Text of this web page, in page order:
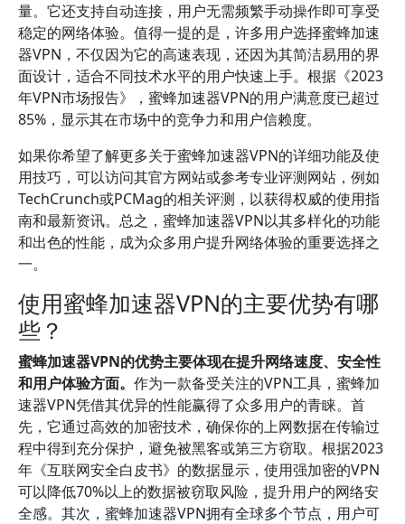
量。它还支持自动连接，用户无需频繁手动操作即可享受
稳定的网络体验。值得一提的是，许多用户选择蜜蜂加速
器VPN，不仅因为它的高速表现，还因为其简洁易用的界
面设计，适合不同技术水平的用户快速上手。根据《2023
年VPN市场报告》，蜜蜂加速器VPN的用户满意度已超过
85%，显示其在市场中的竞争力和用户信赖度。
如果你希望了解更多关于蜜蜂加速器VPN的详细功能及使
用技巧，可以访问其官方网站或参考专业评测网站，例如
TechCrunch或PCMag的相关评测，以获得权威的使用指
南和最新资讯。总之，蜜蜂加速器VPN以其多样化的功能
和出色的性能，成为众多用户提升网络体验的重要选择之
一。
使用蜜蜂加速器VPN的主要优势有哪
些？
蜜蜂加速器VPN的优势主要体现在提升网络速度、安全性
和用户体验方面。 作为一款备受关注的VPN工具，蜜蜂加
速器VPN凭借其优异的性能赢得了众多用户的青睐。首
先，它通过高效的加密技术，确保你的上网数据在传输过
程中得到充分保护，避免被黑客或第三方窃取。根据2023
年《互联网安全白皮书》的数据显示，使用强加密的VPN
可以降低70%以上的数据被窃取风险，提升用户的网络安
全感。其次，蜜蜂加速器VPN拥有全球多个节点，用户可